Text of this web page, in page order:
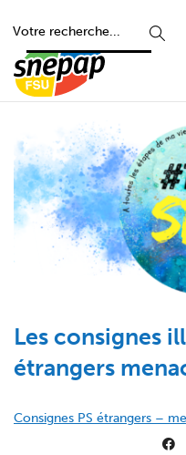
Les consignes
étrangers
Consignes PS étrangers –